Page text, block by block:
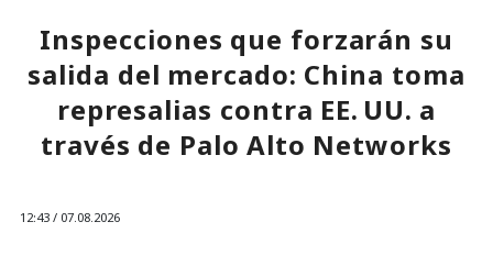
Inspecciones que forzarán su
salida del mercado: China toma
represalias contra EE. UU. a
través de Palo Alto Networks
12:43 / 07.08.2026